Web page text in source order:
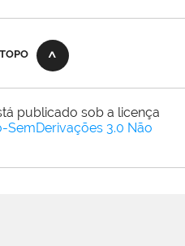
publicado sob a licença
3.0 Não